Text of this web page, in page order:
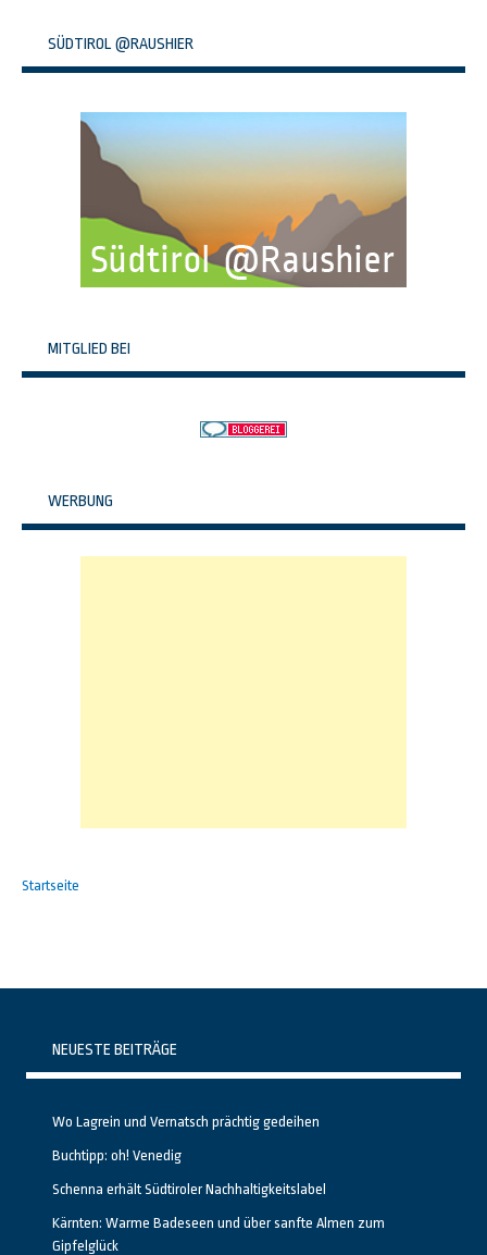
SÜDTIROL @RAUSHIER
MITGLIED BEI
WERBUNG
Startseite
NEUESTE BEITRÄGE
Wo Lagrein und Vernatsch prächtig gedeihen
Buchtipp: oh! Venedig
Schenna erhält Südtiroler Nachhaltigkeitslabel
Kärnten: Warme Badeseen und über sanfte Almen zum
Gipfelglück